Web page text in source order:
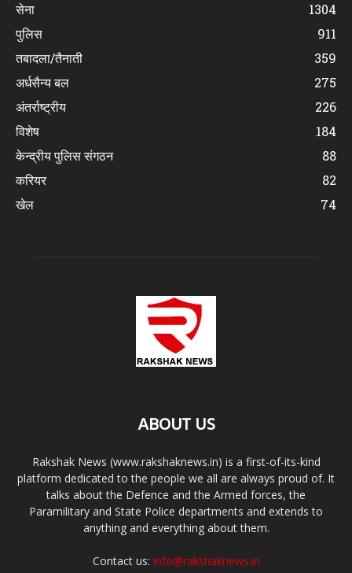
सेना
1304
पुलिस
911
तबादला/तैनाती
359
अर्धसैन्य बल
275
अंतर्राष्ट्रीय
226
विशेष
184
केन्द्रीय पुलिस संगठन
88
करियर
82
खेल
74
ABOUT US
Rakshak News (www.rakshaknews.in) is a first-of-its-kind
platform dedicated to the people we all are always proud of. It
talks about the Defence and the Armed forces, the
Paramilitary and State Police departments and extends to
anything and everything about them.
Contact us: info@rakshaknews.in